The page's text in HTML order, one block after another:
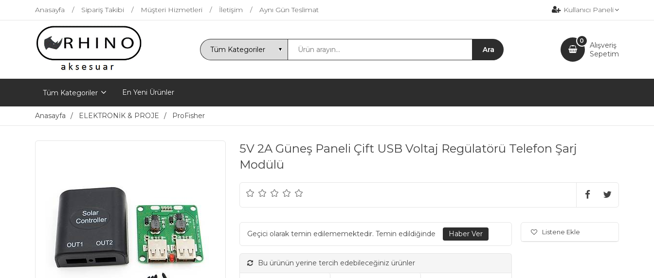
Anasayfa Sipariş Takibi Müşteri Hizmetleri İletişim Aynı Gün Teslimat Kullanıcı Paneli
Alışveriş
Sepetim
0
Tüm Kategoriler En Yeni Ürünler
Anasayfa ELEKTRONİK & PROJE ProFisher
5V 2A Güneş Paneli Çift USB Voltaj Regülatörü Telefon Şarj
Modülü
Geçici olarak temin edilememektedir. Temin edildiğinde
Bu ürünün yerine tercih edebileceğiniz ürünler
Listene Ekle